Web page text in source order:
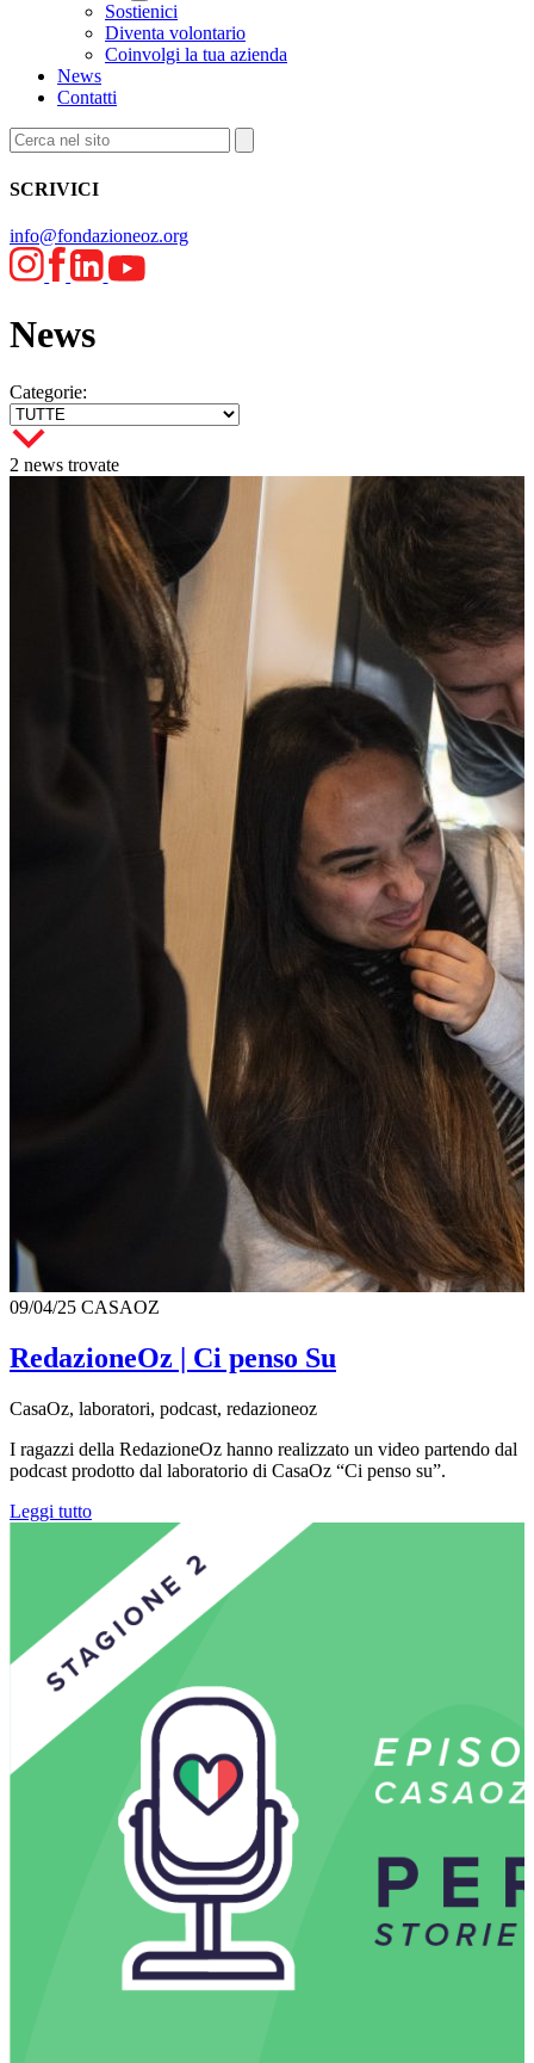
Sostienici
Diventa volontario
Coinvolgi la tua azienda
News
Contatti
SCRIVICI
info@fondazioneoz.org
News
Categorie:
2 news trovate
09/04/25 CASAOZ
RedazioneOz | Ci penso Su
CasaOz, laboratori, podcast, redazioneoz
I ragazzi della RedazioneOz hanno realizzato un video partendo dal
podcast prodotto dal laboratorio di CasaOz “Ci penso su”.
Leggi tutto